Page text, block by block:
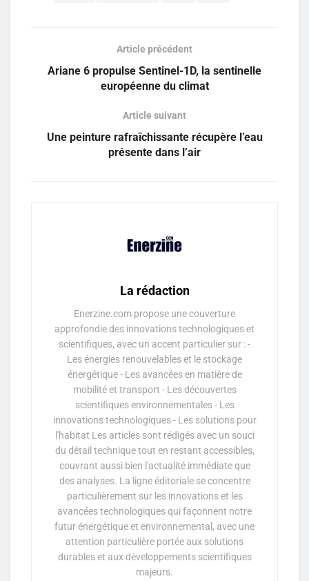
Article précédent
Ariane 6 propulse Sentinel-1D, la sentinelle
européenne du climat
Article suivant
Une peinture rafraîchissante récupère l’eau
présente dans l’air
La rédaction
Enerzine.com propose une couverture
approfondie des innovations technologiques et
scientifiques, avec un accent particulier sur : -
Les énergies renouvelables et le stockage
énergétique - Les avancées en matière de
mobilité et transport - Les découvertes
scientifiques environnementales - Les
innovations technologiques - Les solutions pour
l'habitat Les articles sont rédigés avec un souci
du détail technique tout en restant accessibles,
couvrant aussi bien l'actualité immédiate que
des analyses. La ligne éditoriale se concentre
particulièrement sur les innovations et les
avancées technologiques qui façonnent notre
futur énergétique et environnemental, avec une
attention particulière portée aux solutions
durables et aux développements scientifiques
majeurs.